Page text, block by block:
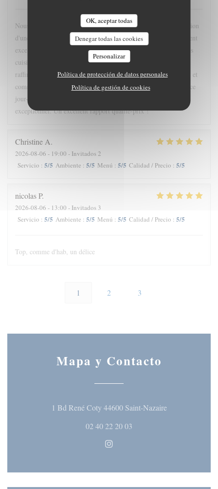
OK, aceptar todas
Denegar todas las cookies
Personalizar
Política de protección de datos personales
Política de gestión de cookies
Nous'y sommes allées pour la première fois sur la recommandation
d'une amie du coin. Comme prévu, le service et l'ambiance étaient
excellents et très agréables. Les gens sont tous sympas, même les
cuisiniers qui sont dans la cuisine! La cuisine était également
raffinée, bien au-delà de ce qu'on attend d'un restaurant du port, et
comme nous étions quatre, nous avons goûté à tous les plats de ce
jour-là. Chaque plat était original et préparé avec un soin
exceptionnel. Un excellent rapport qualité-prix !
Christine A
2026-08-06 - 19:00 - Invitados 2
Servicio : 5/5 Ambiente : 5/5 Menú : 5/5 Calidad / Precio : 5/5
nicolasP
2026-08-06 - 13:00 - Invitados 3
Servicio : 5/5 Ambiente : 5/5 Menú : 5/5 Calidad / Precio : 5/5
Top, comme d'hab, un délice
1 2 3
Mapa y Contacto
1 Bd René Coty 44600 Saint-Nazaire((abre en una
02 40 22 20 03
Instagram ((abre en una